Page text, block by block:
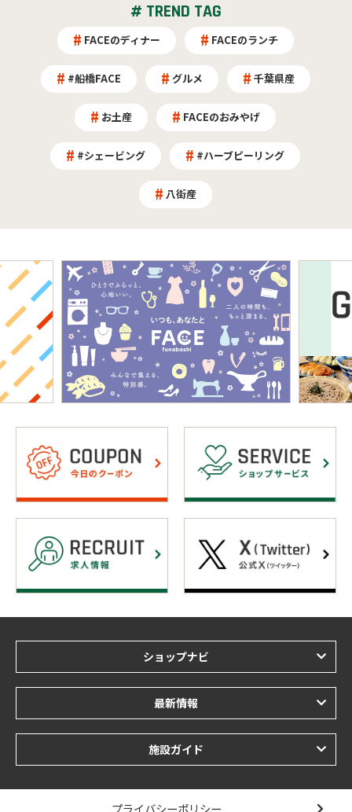
# TREND TAG
FACEのディナー FACEのランチ
#船橋FACE グルメ 千葉県産
お土産 FACEのおみやげ
#シェービング #ハーブピーリング
八街産
ショップナビ
最新情報
施設ガイド
プライバシーポリシー